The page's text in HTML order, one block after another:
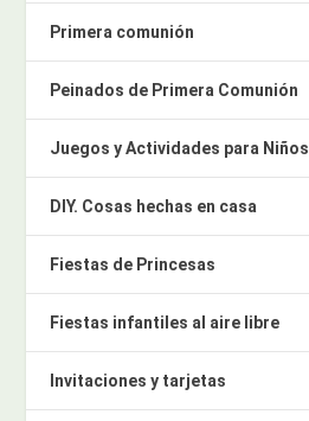
Primera comunión
Peinados de Primera Comunión
Juegos y Actividades para Niños
DIY. Cosas hechas en casa
Fiestas de Princesas
Fiestas infantiles al aire libre
Invitaciones y tarjetas